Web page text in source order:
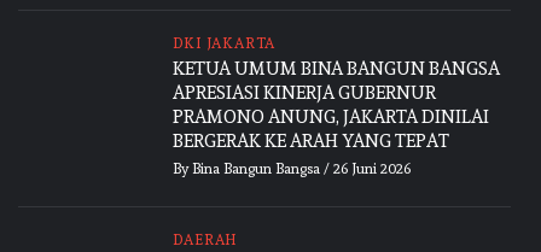
DKI JAKARTA
KETUA UMUM BINA BANGUN BANGSA
APRESIASI KINERJA GUBERNUR
PRAMONO ANUNG, JAKARTA DINILAI
BERGERAK KE ARAH YANG TEPAT
By Bina Bangun Bangsa/ 26 Juni 2026
DAERAH